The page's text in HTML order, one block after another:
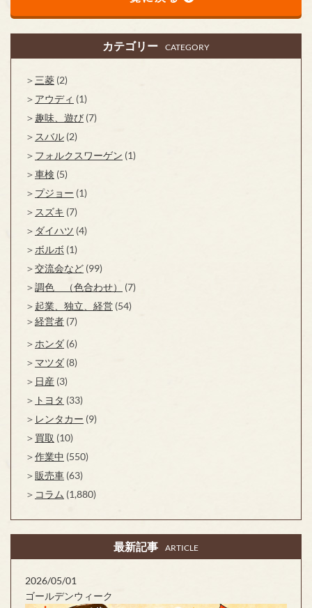
カテゴリー CATEGORY
三菱 (2)
アウディ (1)
趣味、遊び (7)
スバル (2)
フォルクスワーゲン (1)
車検 (5)
プジョー (1)
スズキ (7)
ダイハツ (4)
ボルボ (1)
交流会など (99)
調色 （色合わせ）
(7)
起業、独立、経営 (54)
経営者 (7)
ホンダ (6)
マツダ (8)
日産 (3)
トヨタ (33)
レンタカー (9)
買取 (10)
作業中 (550)
販売車 (63)
コラム (1,880)
最新記事 ARTICLE
2026/05/01
ゴールデンウィーク